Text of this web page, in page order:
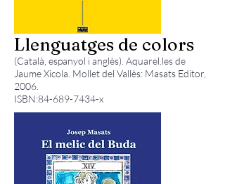
Llenguatges de colors
(Català, espanyol i anglès). Aquarel.les de
Jaume Xicola. Mollet del Vallès: Masats Editor,
2006.
ISBN:84-689-7434-x